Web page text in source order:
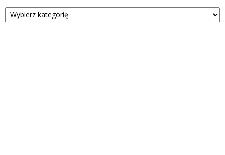
Kategorie